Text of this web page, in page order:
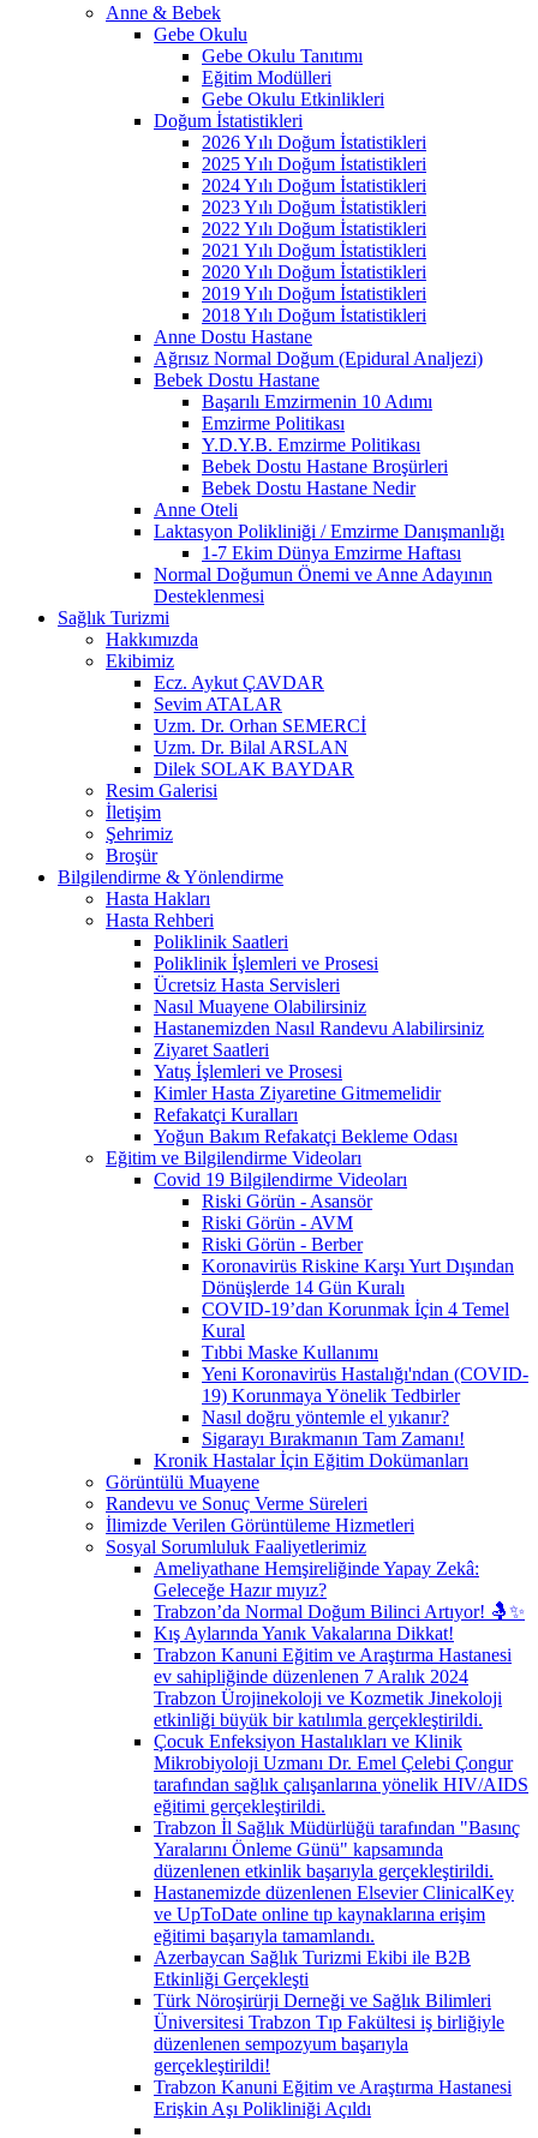
Anne & Bebek
Gebe Okulu
Gebe Okulu Tanıtımı
Eğitim Modülleri
Gebe Okulu Etkinlikleri
Doğum İstatistikleri
2026 Yılı Doğum İstatistikleri
2025 Yılı Doğum İstatistikleri
2024 Yılı Doğum İstatistikleri
2023 Yılı Doğum İstatistikleri
2022 Yılı Doğum İstatistikleri
2021 Yılı Doğum İstatistikleri
2020 Yılı Doğum İstatistikleri
2019 Yılı Doğum İstatistikleri
2018 Yılı Doğum İstatistikleri
Anne Dostu Hastane
Ağrısız Normal Doğum (Epidural Analjezi)
Bebek Dostu Hastane
Başarılı Emzirmenin 10 Adımı
Emzirme Politikası
Y.D.Y.B. Emzirme Politikası
Bebek Dostu Hastane Broşürleri
Bebek Dostu Hastane Nedir
Anne Oteli
Laktasyon Polikliniği / Emzirme Danışmanlığı
1-7 Ekim Dünya Emzirme Haftası
Normal Doğumun Önemi ve Anne Adayının
Desteklenmesi
Sağlık Turizmi
Hakkımızda
Ekibimiz
Ecz. Aykut ÇAVDAR
Sevim ATALAR
Uzm. Dr. Orhan SEMERCİ
Uzm. Dr. Bilal ARSLAN
Dilek SOLAK BAYDAR
Resim Galerisi
İletişim
Şehrimiz
Broşür
Bilgilendirme & Yönlendirme
Hasta Hakları
Hasta Rehberi
Poliklinik Saatleri
Poliklinik İşlemleri ve Prosesi
Ücretsiz Hasta Servisleri
Nasıl Muayene Olabilirsiniz
Hastanemizden Nasıl Randevu Alabilirsiniz
Ziyaret Saatleri
Yatış İşlemleri ve Prosesi
Kimler Hasta Ziyaretine Gitmemelidir
Refakatçi Kuralları
Yoğun Bakım Refakatçi Bekleme Odası
Eğitim ve Bilgilendirme Videoları
Covid 19 Bilgilendirme Videoları
Riski Görün - Asansör
Riski Görün - AVM
Riski Görün - Berber
Koronavirüs Riskine Karşı Yurt Dışından
Dönüşlerde 14 Gün Kuralı
COVID-19’dan Korunmak İçin 4 Temel
Kural
Tıbbi Maske Kullanımı
Yeni Koronavirüs Hastalığı'ndan (COVID-
19) Korunmaya Yönelik Tedbirler
Nasıl doğru yöntemle el yıkanır?
Sigarayı Bırakmanın Tam Zamanı!
Kronik Hastalar İçin Eğitim Dokümanları
Görüntülü Muayene
Randevu ve Sonuç Verme Süreleri
İlimizde Verilen Görüntüleme Hizmetleri
Sosyal Sorumluluk Faaliyetlerimiz
Ameliyathane Hemşireliğinde Yapay Zekâ:
Geleceğe Hazır mıyız?
Trabzon’da Normal Doğum Bilinci Artıyor! 🤱✨
Kış Aylarında Yanık Vakalarına Dikkat!
Trabzon Kanuni Eğitim ve Araştırma Hastanesi
ev sahipliğinde düzenlenen 7 Aralık 2024
Trabzon Ürojinekoloji ve Kozmetik Jinekoloji
etkinliği büyük bir katılımla gerçekleştirildi.
Çocuk Enfeksiyon Hastalıkları ve Klinik
Mikrobiyoloji Uzmanı Dr. Emel Çelebi Çongur
tarafından sağlık çalışanlarına yönelik HIV/AIDS
eğitimi gerçekleştirildi.
Trabzon İl Sağlık Müdürlüğü tarafından "Basınç
Yaralarını Önleme Günü" kapsamında
düzenlenen etkinlik başarıyla gerçekleştirildi.
Hastanemizde düzenlenen Elsevier ClinicalKey
ve UpToDate online tıp kaynaklarına erişim
eğitimi başarıyla tamamlandı.
Azerbaycan Sağlık Turizmi Ekibi ile B2B
Etkinliği Gerçekleşti
Türk Nöroşirürji Derneği ve Sağlık Bilimleri
Üniversitesi Trabzon Tıp Fakültesi iş birliğiyle
düzenlenen sempozyum başarıyla
gerçekleştirildi!
Trabzon Kanuni Eğitim ve Araştırma Hastanesi
Erişkin Aşı Polikliniği Açıldı